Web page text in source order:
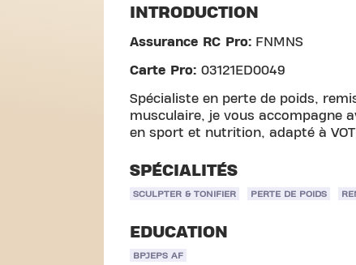
INTRODUCTION
Assurance RC Pro: FNMNS
Carte Pro: 03121ED0049
Spécialiste en perte de poids,
musculaire, je vous accompagne
en sport et nutrition, adapté à
SPÉCIALITÉS
SCULPTER & TONIFIER PERTE DE POIDS
EDUCATION
BPJEPS AF